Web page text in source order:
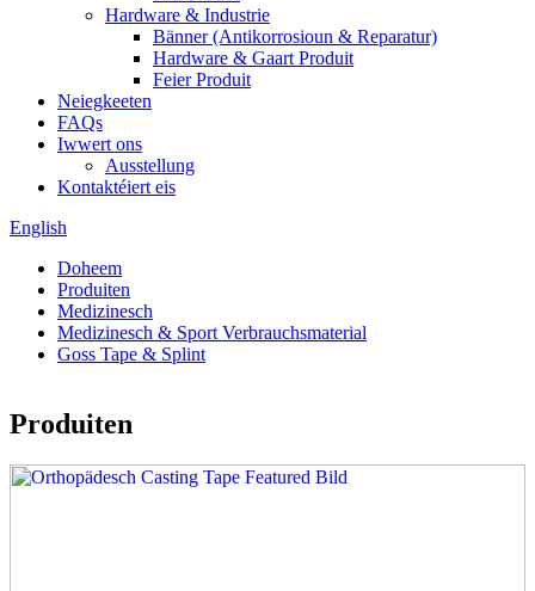
Hardware & Industrie
Bänner (Antikorrosioun & Reparatur)
Hardware & Gaart Produit
Feier Produit
Neiegkeeten
FAQs
Iwwert ons
Ausstellung
Kontaktéiert eis
English
Doheem
Produiten
Medizinesch
Medizinesch & Sport Verbrauchsmaterial
Goss Tape & Splint
Produiten